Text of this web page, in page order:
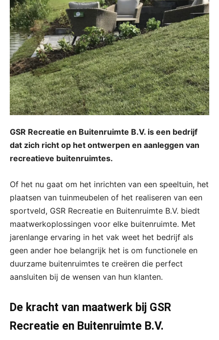
GSR Recreatie en Buitenruimte B.V. is een bedrijf
dat zich richt op het ontwerpen en aanleggen van
recreatieve buitenruimtes.
Of het nu gaat om het inrichten van een speeltuin, het
plaatsen van tuinmeubelen of het realiseren van een
sportveld, GSR Recreatie en Buitenruimte B.V. biedt
maatwerkoplossingen voor elke buitenruimte. Met
jarenlange ervaring in het vak weet het bedrijf als
geen ander hoe belangrijk het is om functionele en
duurzame buitenruimtes te creëren die perfect
aansluiten bij de wensen van hun klanten.
De kracht van maatwerk bij GSR
Recreatie en Buitenruimte B.V.